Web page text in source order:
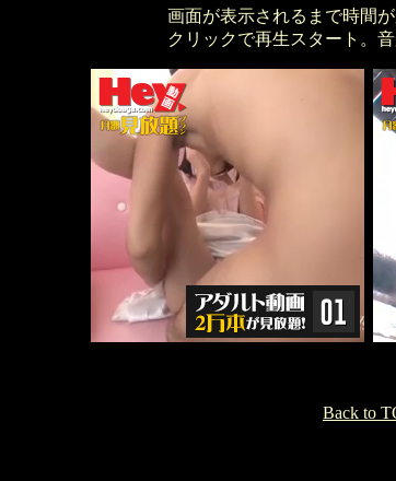
画面が表示されるまで時間
クリックで再生スタート。
Back to